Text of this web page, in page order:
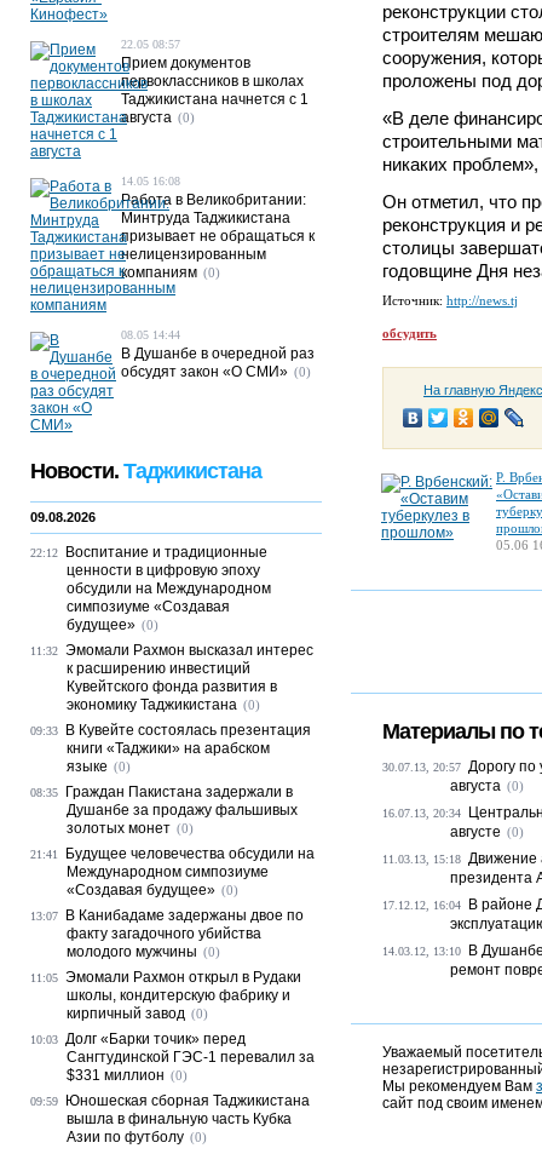
реконструкции
строителям
сооружения,
проложены под
«В деле
строительными
никаких
Он отметил, что
реконструкция и
столицы
годовщине Дня
Источник: http://news.tj
обсудить
На главную
Р.
05.06
Материалы по
30.07.13, 20:57 Дорогу по
августа (0)
16.07.13, 20:34
августе (0)
11.03.13, 15:18 Движение
президента
17.12.12, 16:04
В районе
14.03.12, 13:10
В
ремонт
Уважаемый
Мы рекомендуем Вам
сайт под своим
22.05 08:57
Прием документов
первоклассников в школах
Таджикистана начнется с 1
августа (0)
14.05 16:08
Работа в Великобритании:
Минтруда Таджикистана
призывает не обращаться к
нелицензированным
компаниям (0)
08.05 14:44
В Душанбе в очередной раз
обсудят закон «О СМИ» (0)
Новости. Таджикистана
09.08.2026
22:12
Воспитание и традиционные
ценности в цифровую эпоху
обсудили на Международном
симпозиуме «Создавая
будущее» (0)
11:32 Эмомали Рахмон высказал интерес
к расширению инвестиций
Кувейтского фонда развития в
экономику Таджикистана (0)
09:33
В Кувейте состоялась презентация
книги «Таджики» на арабском
языке (0)
08:35
Граждан Пакистана задержали в
Душанбе за продажу фальшивых
золотых монет (0)
21:41
Будущее человечества обсудили на
Международном симпозиуме
«Создавая будущее» (0)
13:07
В Канибадаме задержаны двое по
факту загадочного убийства
молодого мужчины (0)
11:05 Эмомали Рахмон открыл в Рудаки
школы, кондитерскую фабрику и
кирпичный завод (0)
10:03 Долг «Барки точик» перед
Сангтудинской ГЭС-1 перевалил за
$331 миллион (0)
09:59
Юношеская сборная Таджикистана
вышла в финальную часть Кубка
Азии по футболу (0)